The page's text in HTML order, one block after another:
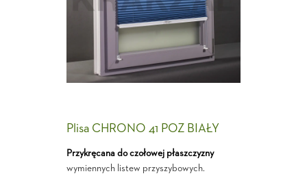
Plisa CHRONO 41 POZ BIAŁY
Przykręcana do czołowej płaszczyzny
wymiennych listew przyszybowych.